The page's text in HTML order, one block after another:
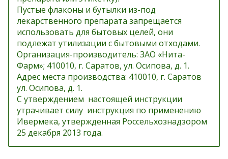
Пустые флаконы и бутылки из-под
лекарственного препарата запрещается
использовать для бытовых целей, они
подлежат утилизации с бытовыми отходами.
Организация-производитель: ЗАО «Нита-
Фарм»; 410010, г. Саратов, ул. Осипова, д. 1.
Адрес места производства: 410010, г. Саратов
ул. Осипова, д. 1.
С утверждением настоящей инструкции
утрачивает силу инструкция по применению
Ивермека, утвержденная Россельхознадзором
25 декабря 2013 года.